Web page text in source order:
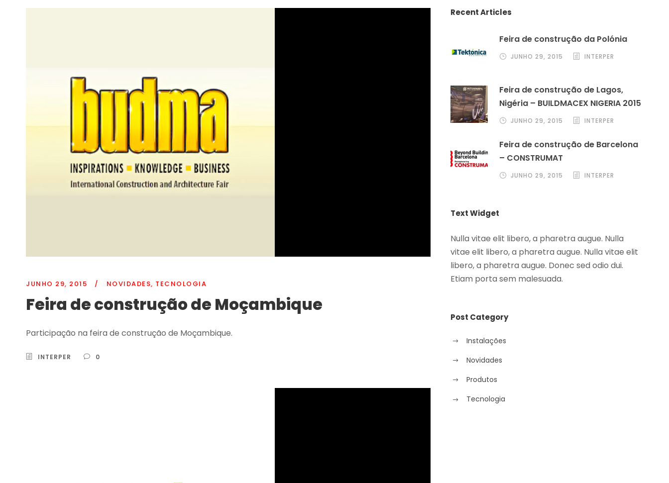
JUNHO 29, 2015 / NOVIDADES, TECNOLOGIA
Feira de construção de Moçambique
Participação na feira de construção de Moçambique.
INTERPER 0
Recent Articles
Feira de construção da Polónia
JUNHO 29, 2015 INTERPER
Feira de construção de Lagos,
Nigéria – BUILDMACEX NIGERIA 2015
JUNHO 29, 2015 INTERPER
Feira de construção de Barcelona
– CONSTRUMAT
JUNHO 29, 2015 INTERPER
Text Widget
Nulla vitae elit libero, a pharetra augue. Nulla
vitae elit libero, a pharetra augue. Nulla vitae elit
libero, a pharetra augue. Donec sed odio dui.
Etiam porta sem malesuada.
Post Category
Instalações
Novidades
Produtos
Tecnologia